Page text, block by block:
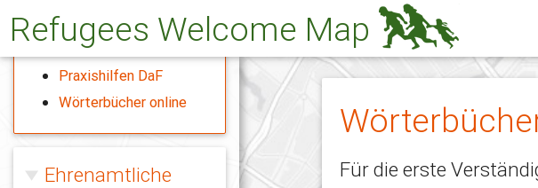
Refugees Welcome Map
Für die erste
Deutsch lernen im
Internet
Praxishilfen DaF
Wörterbücher online
Ehrenamtliche